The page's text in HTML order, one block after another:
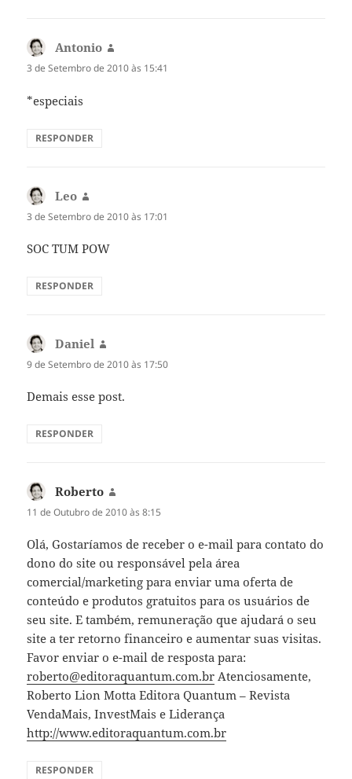
Antonio
3 de Setembro de 2010 às 15:41
*especiais
RESPONDER
Leo
3 de Setembro de 2010 às 17:01
SOC TUM POW
RESPONDER
Daniel
9 de Setembro de 2010 às 17:50
Demais esse post.
RESPONDER
Roberto
11 de Outubro de 2010 às 8:15
Olá, Gostaríamos de receber o e-mail para contato do
dono do site ou responsável pela área
comercial/marketing para enviar uma oferta de
conteúdo e produtos gratuitos para os usuários de
seu site. E também, remuneração que ajudará o seu
site a ter retorno financeiro e aumentar suas visitas.
Favor enviar o e-mail de resposta para:
roberto@editoraquantum.com.br Atenciosamente,
Roberto Lion Motta Editora Quantum – Revista
VendaMais, InvestMais e Liderança
http://www.editoraquantum.com.br
RESPONDER